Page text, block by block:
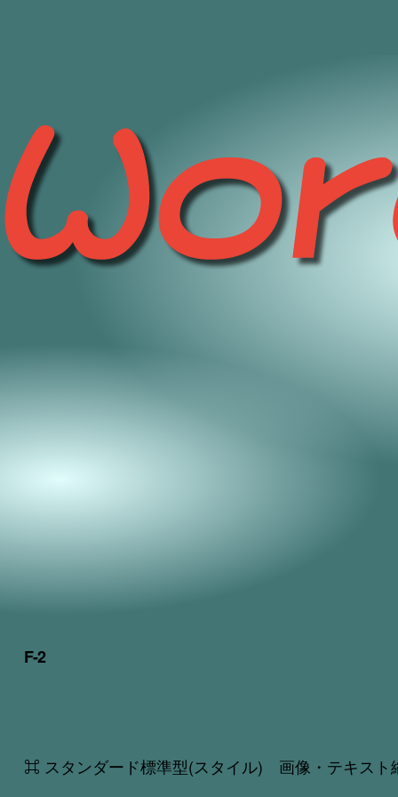
F-2
⌘ スタンダード標準型(スタイル) 画像・テキスト